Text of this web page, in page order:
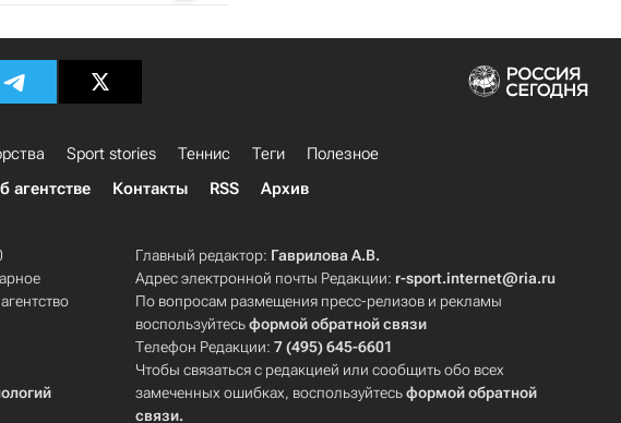
Sport stories Теннис Теги
Полезное
агентстве Контакты RSS Архив
Главный редактор: Гаврилова А.В.
Адрес электронной почты Редакции: r-sport.internet@ria.ru
По вопросам размещения пресс-релизов и рекламы
воспользуйтесьформой обратной связи
Телефон Редакции:7 (495) 645-6601
Чтобы связаться с редакцией или сообщить обо всех
замеченных ошибках, воспользуйтесьформой обратной
связи.